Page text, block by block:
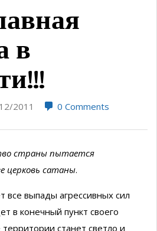
в
2011 0 Comments
страны пытается
церковь сатаны.
все выпады агрессивных сил
в конечный пункт своего
станет светло и